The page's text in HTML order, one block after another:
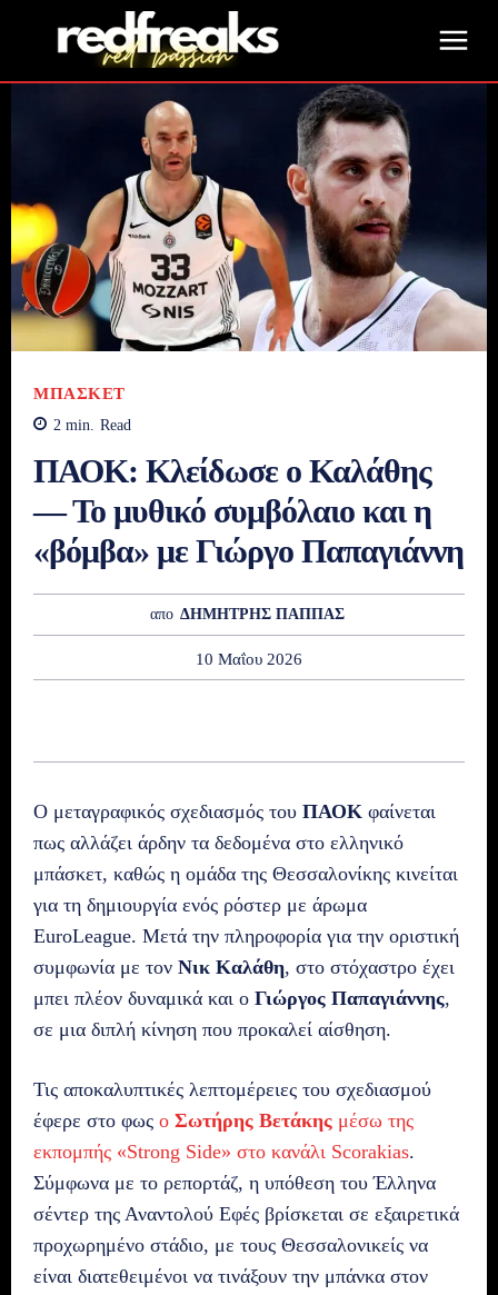
ΜΠΆΣΚΕΤ
2 min. Read
ΠΑΟΚ: Κλείδωσε ο Καλάθης
— Το μυθικό συμβόλαιο και η
«βόμβα» με Γιώργο Παπαγιάννη
απο ΔΗΜΗΤΡΗΣ ΠΑΠΠΑΣ
10 Μαΐου 2026
Ο μεταγραφικός σχεδιασμός του ΠΑΟΚ φαίνεται
πως αλλάζει άρδην τα δεδομένα στο ελληνικό
μπάσκετ, καθώς η ομάδα της Θεσσαλονίκης κινείται
για τη δημιουργία ενός ρόστερ με άρωμα
EuroLeague. Μετά την πληροφορία για την οριστική
συμφωνία με τον Νικ Καλάθη, στο στόχαστρο έχει
μπει πλέον δυναμικά και ο Γιώργος Παπαγιάννης,
σε μια διπλή κίνηση που προκαλεί αίσθηση.
Τις αποκαλυπτικές λεπτομέρειες του σχεδιασμού
έφερε στο φως ο Σωτήρης Βετάκης μέσω της
εκπομπής «Strong Side» στο κανάλι Scorakias.
Σύμφωνα με το ρεπορτάζ, η υπόθεση του Έλληνα
σέντερ της Αναντολού Εφές βρίσκεται σε εξαιρετικά
προχωρημένο στάδιο, με τους Θεσσαλονικείς να
είναι διατεθειμένοι να τινάξουν την μπάνκα στον